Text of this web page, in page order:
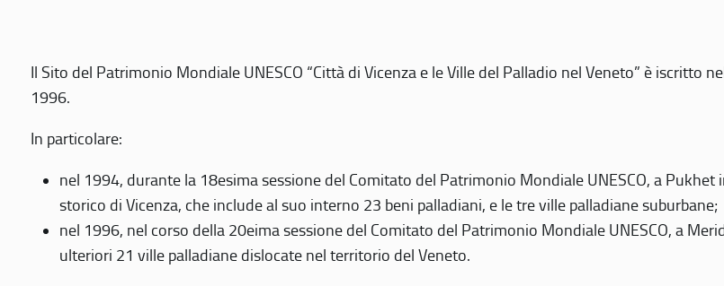
Il Sito del Patrimonio Mondiale UNESCO “Città di Vicenza e le Ville del Palladio nel Veneto” è iscritto
1996.
In particolare:
nel 1994, durante la 18esima sessione del Comitato del Patrimonio Mondiale UNESCO, a
storico di Vicenza, che include al suo interno 23 beni palladiani, e le tre ville palladiane suburbane;
nel 1996, nel corso della 20eima sessione del Comitato del Patrimonio Mondiale UNESCO, a
ulteriori 21 ville palladiane dislocate nel territorio del Veneto.